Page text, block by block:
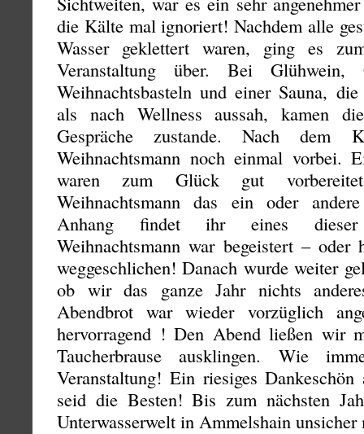
die Kälte mal ignoriert! Nachdem alle
Wasser geklettert waren, ging es
Veranstaltung über. Bei Glühwein,
Weihnachtsbasteln und einer Sauna,
als nach Wellness aussah, kamen
Gespräche zustande. Nach dem
Weihnachtsmann noch einmal vorbei.
waren zum Glück gut
Weihnachtsmann das ein oder
Anhang findet ihr eines dieser
Weihnachtsmann war begeistert –
weggeschlichen! Danach wurde weiter
ob wir das ganze Jahr nichts
Abendbrot war wieder vorzüglich
hervorragend ! Den Abend ließen wir
Taucherbrause ausklingen. Wie
Veranstaltung! Ein riesiges
seid die Besten! Bis zum nächsten
Unterwasserwelt in Ammelshain unsicher